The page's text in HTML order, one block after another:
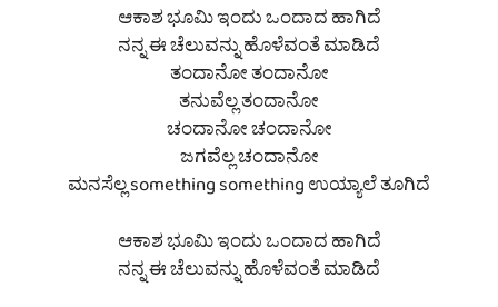
ಆಕಾಶ ಭೂಮಿ ಇಂದು ಒಂದಾದ ಹಾಗಿದೆ
ನನ್ನ ಈ ಚೆಲುವನ್ನು ಹೊಳೆವಂತೆ ಮಾಡಿದೆ
ತಂದಾನೋ ತಂದಾನೋ
ತನುವೆಲ್ಲ ತಂದಾನೋ
ಚಂದಾನೋ ಚಂದಾನೋ
ಜಗವೆಲ್ಲ ಚಂದಾನೋ
ಮನಸೆಲ್ಲ something something ಉಯ್ಯಾಲೆ ತೂಗಿದೆ
ಆಕಾಶ ಭೂಮಿ ಇಂದು ಒಂದಾದ ಹಾಗಿದೆ
ನನ್ನ ಈ ಚೆಲುವನ್ನು ಹೊಳೆವಂತೆ ಮಾಡಿದೆ